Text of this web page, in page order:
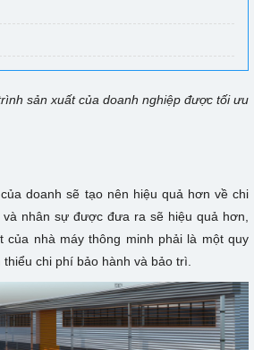
sản xuất của doanh nghiệp được tối ưu
doanh sẽ tạo nên hiệu quả hơn về chi
nhân sự được đưa ra sẽ hiệu quả hơn,
nhà máy thông minh phải là một quy
chi phí bảo hành và bảo trì.